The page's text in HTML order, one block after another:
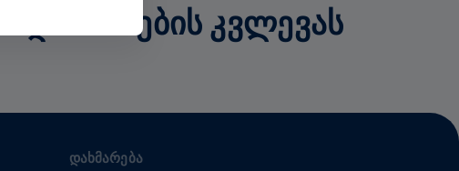
ᲓᲐᲖᲘᲐᲜᲔᲑᲘᲡ ᲙᲕᲚᲔᲕᲐᲡ
ᲓᲐᲮᲛᲐᲠᲔᲑᲐ